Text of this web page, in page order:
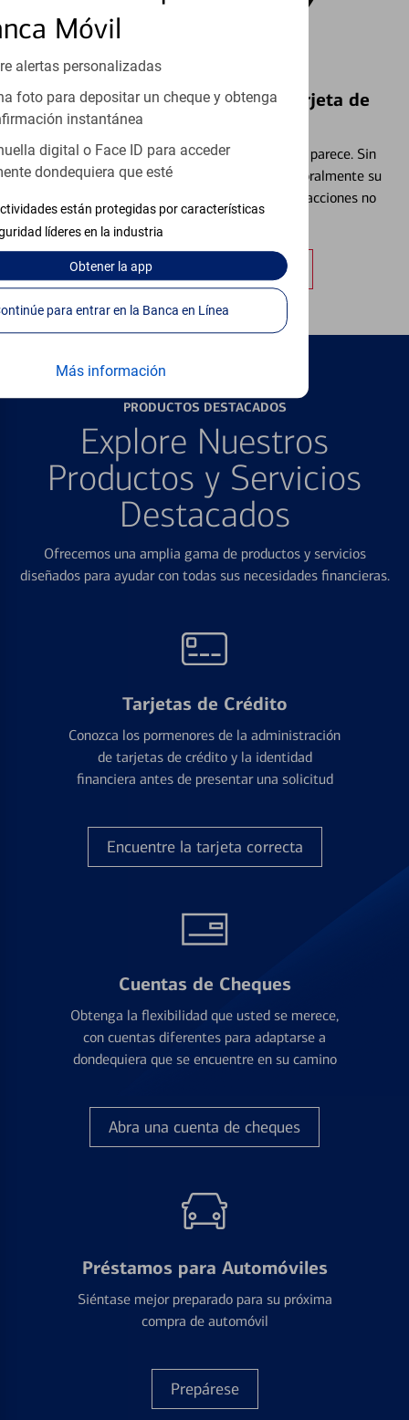
Móvil
alertas personalizadas
foto para depositar un cheque y obtenga
instantánea
digital o Face ID para acceder
dondequiera que esté
están protegidas por características
líderes en la industria
Obtenerla app
Continúe para entrar en la Banca en Línea
Más información
Bloquear y Desbloquear una Tarjeta de
Extraviar una tarjeta es más común de lo que parece. Sin
embargo, puede bloquear y desbloquear temporalmente su
tarjeta de débito para ayudar a prevenir transacciones no
autorizadas.
Obtener más información
PRODUCTOS DESTACADOS
Explore Nuestros
Productos y Servicios
Destacados
Ofrecemos una amplia gama de productos y servicios
diseñados para ayudar con todas sus necesidades financieras.
Tarjetas de Crédito
Conozca los pormenores de la administración
de tarjetas de crédito y la identidad
financiera antes de presentar una solicitud
Encuentre la tarjeta correcta
Cuentas de Cheques
Obtenga la flexibilidad que usted se merece,
con cuentas diferentes para adaptarse a
dondequiera que se encuentre en su camino
Abra una cuenta de cheques
Préstamos para Automóviles
Siéntase mejor preparado para su próxima
compra de automóvil
Prepárese